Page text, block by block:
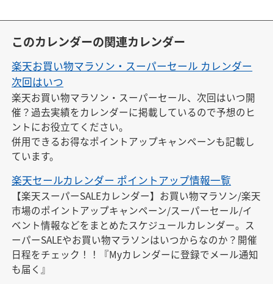
このカレンダーの関連カレンダー
楽天お買い物マラソン・スーパーセール カレンダー
次回はいつ
楽天お買い物マラソン・スーパーセール、次回はいつ開
催？過去実績をカレンダーに掲載しているので予想のヒ
ントにお役立てください。
併用できるお得なポイントアップキャンペーンも記載し
ています。
楽天セールカレンダー ポイントアップ情報一覧
【楽天スーパーSALEカレンダー】お買い物マラソン/楽天
市場のポイントアップキャンペーン/スーパーセール/イ
ベント情報などをまとめたスケジュールカレンダー。ス
ーパーSALEやお買い物マラソンはいつからなのか？開催
日程をチェック！！『Myカレンダーに登録でメール通知
も届く』